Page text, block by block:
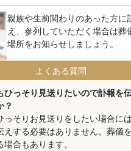
親族や生前関わりのあった方に
え、参列していただく場合は葬
場所をお知らせしましょう。
よくある質問
ひっそり見送りたいので訃報を
？
っそりお見送りをしたい場合に
えする必要はありません。葬儀
合もあります。